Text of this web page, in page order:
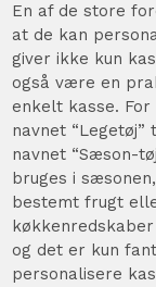
En af de store
at de kan
giver ikke kun
også være en
enkelt kasse.
navnet
navnet “Sæson-
bruges i
bestemt frugt
og det er kun
personalisere